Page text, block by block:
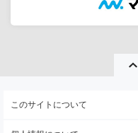
このサイトについて